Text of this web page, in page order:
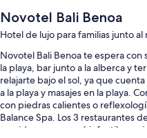
Novotel Bali Benoa
Hotel de lujo para familias junto al
Novotel Bali Benoa te espera
la playa, bar junto a la alberca y
relajarte bajo el sol, ya que
a la playa y masajes en la playa.
con piedras calientes o
Balance Spa. Los 3 restaurantes
comida, cena, menú infantil y